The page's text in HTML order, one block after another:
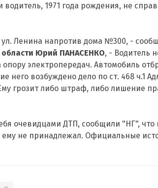
1971 года рождения, не
Ленина напротив дома №300, -
области Юрий ПАНАСЕНКО, - Водитель
электропередач. Автомобиль
него возбуждено дело по ст. 468 ч.1
грозит либо штраф, либо лишение
очевидцами ДТП, сообщили "НГ", что
ему не принадлежал. Официальные